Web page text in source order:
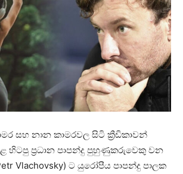
සහ නාන කාමරවල සිටි ක්‍රීඩිකාවන්
හිටපු ප්‍රධාන පාපන්දු පුහුණුකරුවෙකු වන
Vlachovsky) ට යුරෝපීය පාපන්දු පාලක